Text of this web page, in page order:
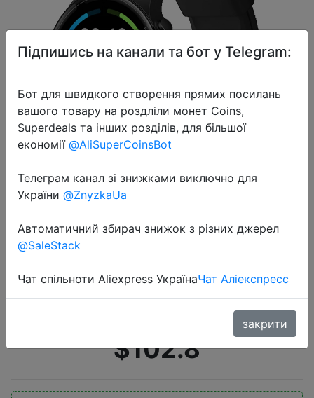
2021-01-19
давление GPS Смарт часы
Bluetooth, который надевается на
кисть, для контроля пульса во
время занятий фитнесом монит…
$102.8
Підпишись на канали та бот у Telegram:
Бот для швидкого створення прямих посилань
вашого товару на роздліли монет Coins,
Superdeals та інших розділів, для більшої
економії @AliSuperCoinsBot
Телеграм канал зі знижками виключно для
України @ZnyzkaUa
Автоматичний збирач знижок з різних джерел
@SaleStack
Чат спільноти Aliexpress УкраїнаЧат Аліекспресс
закрити